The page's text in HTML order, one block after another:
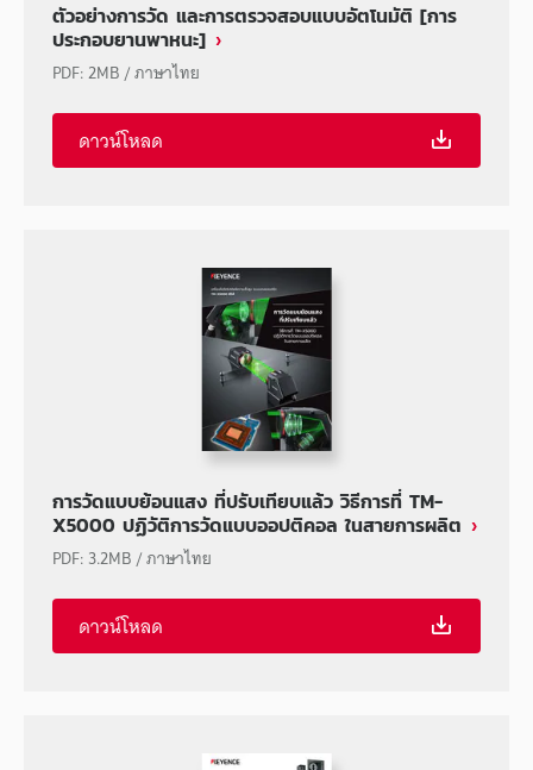
ตัวอย่างการวัด และการตรวจสอบแบบอัตโนมัติ [การ
ประกอบยานพาหนะ]
PDF:2MB/ภาษาไทย
ดาวน์โหลด
การวัดแบบย้อนแสง ที่ปรับเทียบแล้ว วิธีการที่ TM-
X5000 ปฏิวัติการวัดแบบออปติคอล ในสายการผลิต
PDF: 3.2MB/ภาษาไทย
ดาวน์โหลด